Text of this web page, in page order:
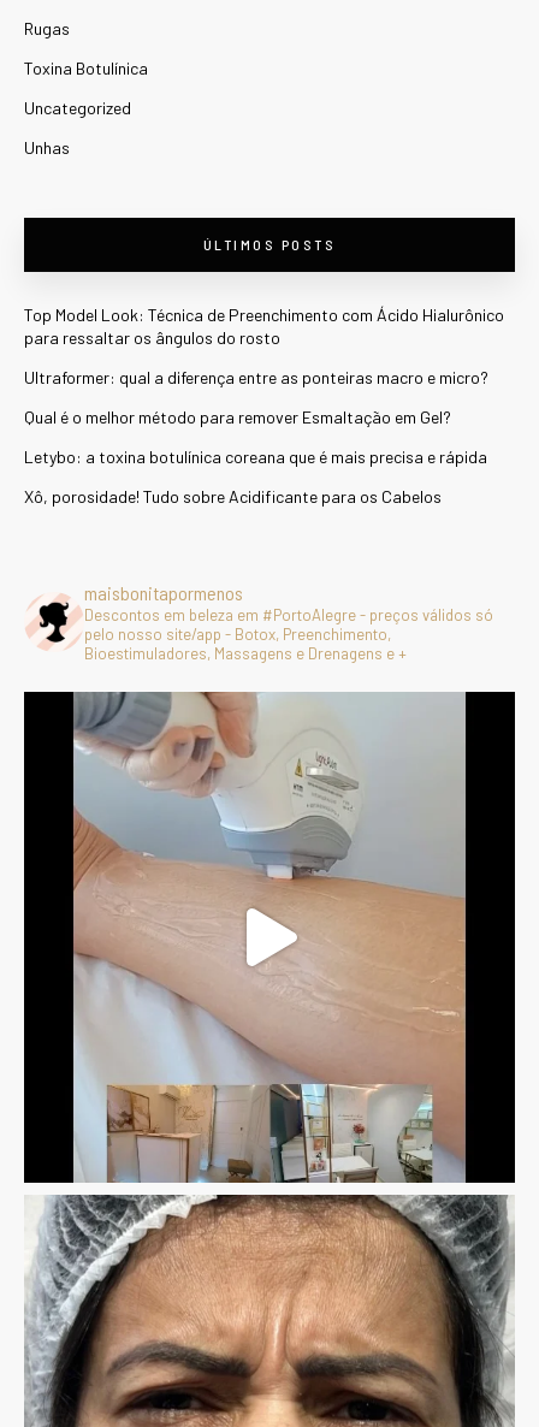
Rugas
Toxina Botulínica
Uncategorized
Unhas
ÚLTIMOS POSTS
Top Model Look: Técnica de Preenchimento com Ácido Hialurônico
para ressaltar os ângulos do rosto
Ultraformer: qual a diferença entre as ponteiras macro e micro?
Qual é o melhor método para remover Esmaltação em Gel?
Letybo: a toxina botulínica coreana que é mais precisa e rápida
Xô, porosidade! Tudo sobre Acidificante para os Cabelos
maisbonitapormenos
Descontos em beleza em #PortoAlegre - preços válidos só
pelo nosso site/app - Botox, Preenchimento,
Bioestimuladores, Massagens e Drenagens e +